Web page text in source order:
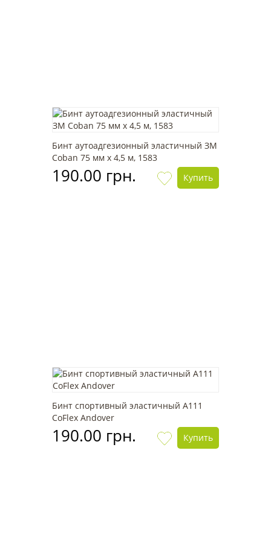
Бинт аутоадгезионный эластичный ЗМ
Coban 75 мм x 4,5 м, 1583
190.00 грн. Купить
Бинт спортивный эластичный А111
CoFlex Andover
190.00 грн. Купить